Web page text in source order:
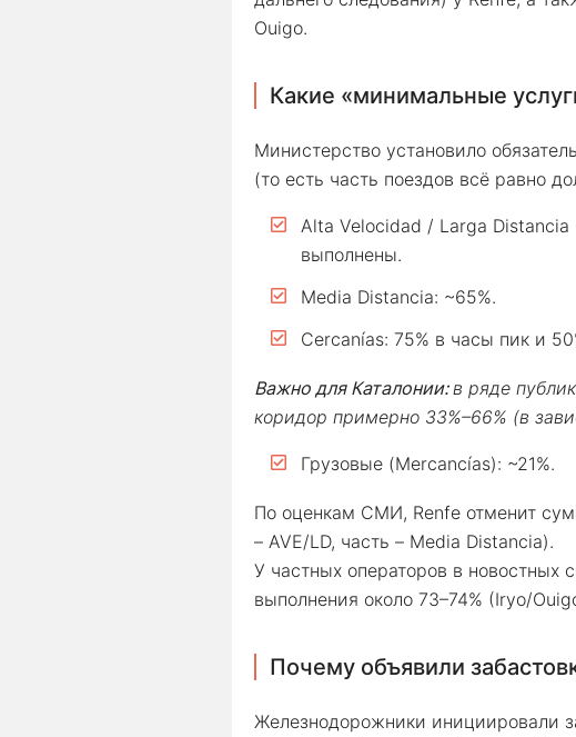
Ouigo.
Какие «минимальные
Министерство установило
(то есть часть поездов всё равно
Alta Velocidad / Larga
выполнены.
Media Distancia: ~65%.
Cercanías: 75% в часы пик и
Важно для Каталонии:в ряде
коридор примерно 33%–66% (в
Грузовые (Mercancías): ~21%.
По оценкам СМИ, Renfe отменит
– AVE/LD, часть – Media Distancia).
У частных операторов в новостных
выполнения около 73–74% (Iryo/
Почему объявили
Железнодорожники инициировали